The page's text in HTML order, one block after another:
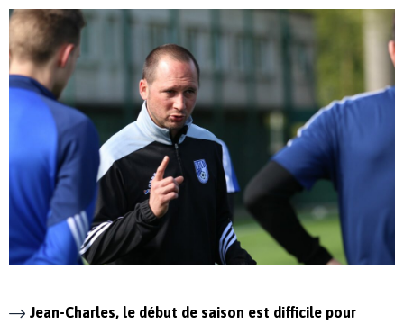
Jean-Charles, le début de saison est difficile pour